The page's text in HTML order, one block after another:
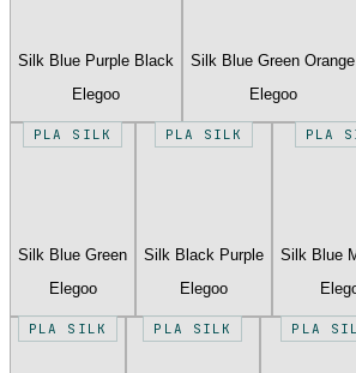
Silk Blue Purple Black
Elegoo
Silk Blue Green Orange
Elegoo
PLA SILK
Silk Blue Green
Elegoo
PLA SILK
Silk Black Purple
Elegoo
PLA
Silk Blue
PLA SILK PLA SILK PLA